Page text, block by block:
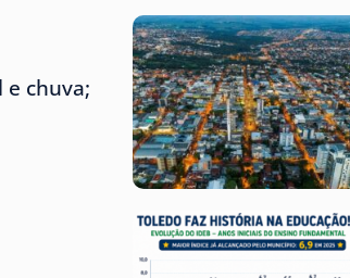
chuva;